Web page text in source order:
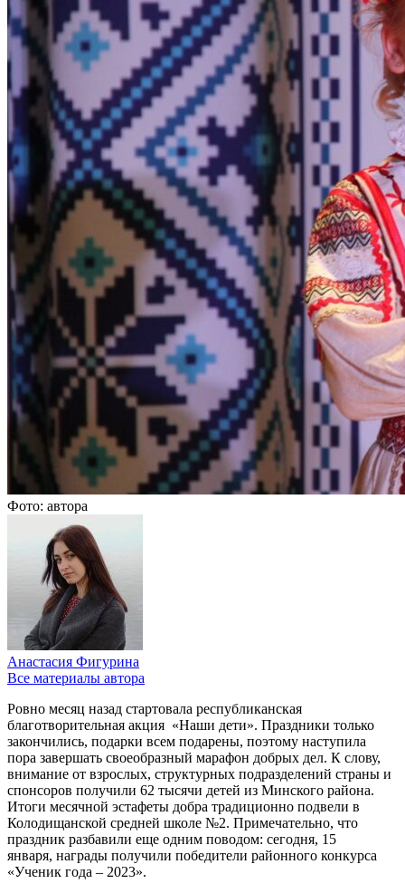
Фото: автора
Анастасия Фигурина
Все материалы автора
Ровно месяц назад стартовала республиканская
благотворительная акция «Наши дети». Праздники только
закончились, подарки всем подарены, поэтому наступила
пора завершать своеобразный марафон добрых дел. К слову,
внимание от взрослых, структурных подразделений страны и
спонсоров получили 62 тысячи детей из Минского района.
Итоги месячной эстафеты добра традиционно подвели в
Колодищанской средней школе №2. Примечательно, что
праздник разбавили еще одним поводом: сегодня, 15
января, награды получили победители районного конкурса
«Ученик года – 2023».